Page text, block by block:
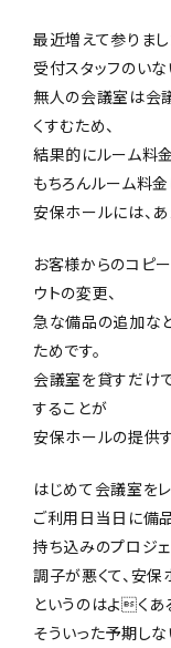
最近増えて参りまし
受付スタッフのい
無人の会議室は会
くすむため、
結果的にルーム料
もちろんルーム料
安保ホールには、あ
お客様からのコピ
ウトの変更、
急な備品の追加な
ためです。
会議室を貸すだけ
することが
安保ホールの提供
はじめて会議室を
ご利用日当日に備
持ち込みのプロジ
調子が悪くて、安保
というのはよくあ
そういった予期しな